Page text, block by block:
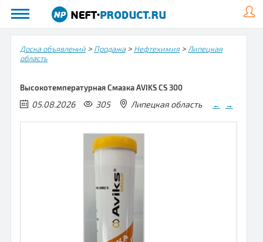
Доска объявлений> Продажа> Нефтехимия> Липецкая
область
Высокотемпературная Смазка AVIKS CS 300
05.08.2026 305 Липецкая область ← →